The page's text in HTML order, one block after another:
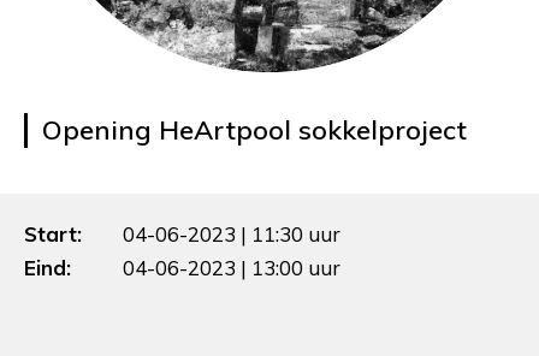
Opening HeArtpool sokkelproject
Start:
04-06-2023 | 11:30 uur
Eind:
04-06-2023 | 13:00 uur